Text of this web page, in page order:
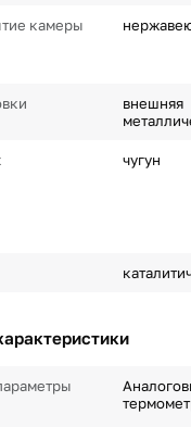
камеры
внешняя
чугун